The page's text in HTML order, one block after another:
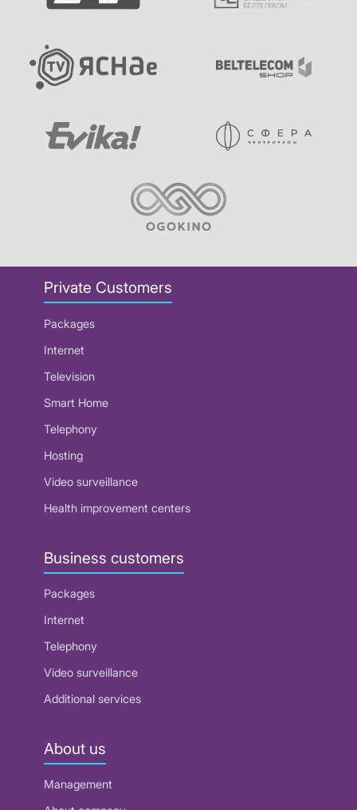
Private Customers
Packages
Internet
Television
Smart Home
Telephony
Hosting
Video surveillance
Health improvement centers
Business customers
Packages
Internet
Telephony
Video surveillance
Additional services
About us
Management